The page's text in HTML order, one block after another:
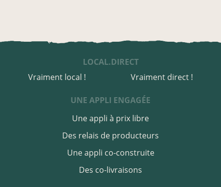
LOCAL.DIRECT
Vraiment local !
Vraiment direct !
UNE APPLI ENGAGÉE
Une appli à prix libre
Des relais de producteurs
Des co-livraisons
Une appli co-construite